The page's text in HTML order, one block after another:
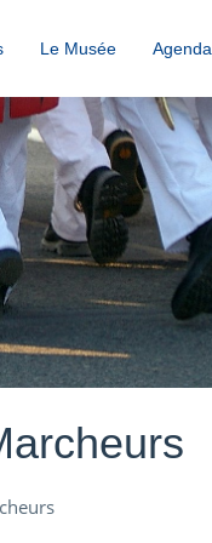
Le Musée Agenda